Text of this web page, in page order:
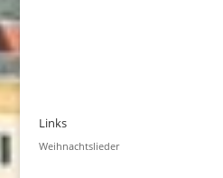
Links
Weihnachtslieder